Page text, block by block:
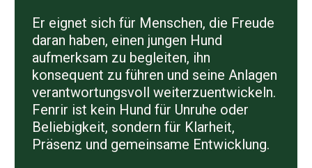
Er eignet sich für Menschen, die Freude
daran haben, einen jungen Hund
aufmerksam zu begleiten, ihn
konsequent zu führen und seine Anlagen
verantwortungsvoll weiterzuentwickeln.
Fenrir ist kein Hund für Unruhe oder
Beliebigkeit, sondern für Klarheit,
Präsenz und gemeinsame Entwicklung.